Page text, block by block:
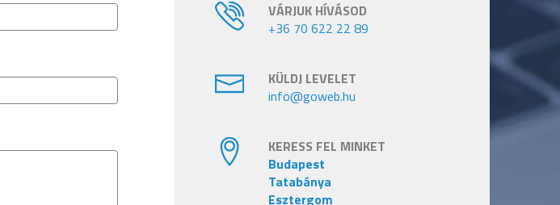
VÁRJUK HÍVÁSOD
+36 70 622 22 89
KÜLDJ LEVELET
info@goweb.hu
KERESS FEL MINKET
Budapest
Tatabánya
Esztergom